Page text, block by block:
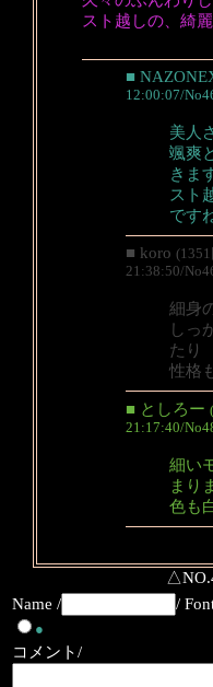
スト越しの、綺
■
12:00:07/
美人
颯爽
きま
スト
です
■ koro
21:38:50/
細身
しっ
たり
性格
■ としろー
21:17:40/
細い
まり
色も
Name /
/
●
コメント/